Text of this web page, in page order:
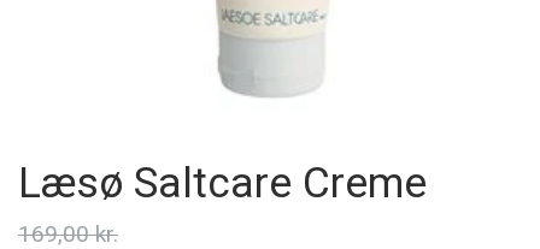
PERSONLIG PLEJE
Læsø Saltcare Creme
169,00 kr.